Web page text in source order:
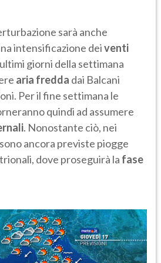
sarà anche
intensificazione deiventi
giorni della settimana
aria fredda dai Balcani
Per il fine settimana le
quindi ad assumere
. Nonostante ciò, nei
ancora previste piogge
dove proseguirà la fase